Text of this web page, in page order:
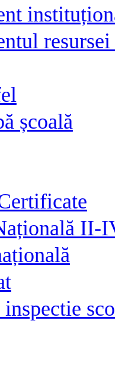
resursei
școală
II-